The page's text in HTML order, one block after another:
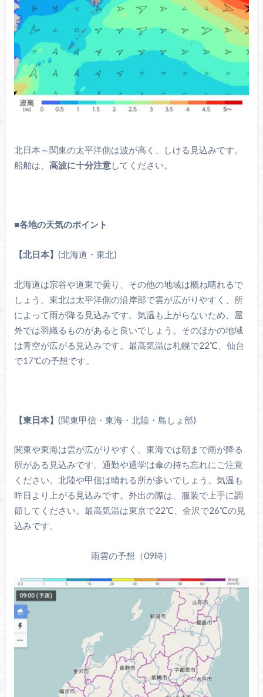
北日本～関東の太平洋側は波が高く、しける見込みです。
船舶は、 高波に十分注意してください。
■各地の天気のポイント
【北日本】 (北海道・東北)
北海道は宗谷や道東で曇り、その他の地域は概ね晴れるで
しょう。東北は太平洋側の沿岸部で雲が広がりやすく、所
によって雨が降る見込みです。気温も上がらないため、屋
外では羽織るものがあると良いでしょう。そのほかの地域
は青空が広がる見込みです。最高気温は札幌で22℃、仙台
で17℃の予想です。
【東日本】 (関東甲信・東海・北陸・島しょ部)
関東や東海は雲が広がりやすく、東海では朝まで雨が降る
所がある見込みです。通勤や通学は傘の持ち忘れにご注意
ください。北陸や甲信は晴れる所が多いでしょう。気温も
昨日より上がる見込みです。外出の際は、服装で上手に調
節してください。最高気温は東京で22℃、金沢で26℃の見
込みです。
雨雲の予想（09時）